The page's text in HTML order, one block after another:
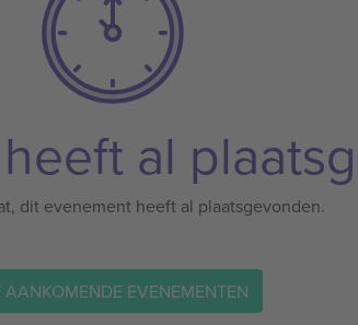
al
dit evenement heeft al plaatsgevonden.
AANKOMENDE EVENEMENTEN